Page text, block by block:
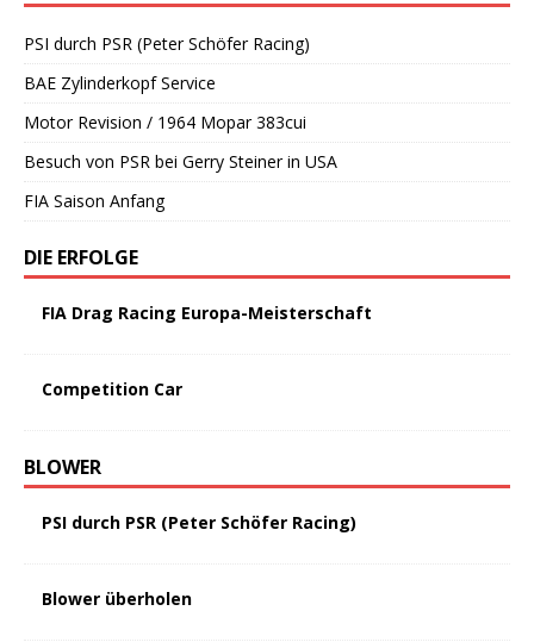
PSI durch PSR (Peter Schöfer Racing)
BAE Zylinderkopf Service
Motor Revision / 1964 Mopar 383cui
Besuch von PSR bei Gerry Steiner in USA
FIA Saison Anfang
DIE ERFOLGE
FIA Drag Racing Europa-Meisterschaft
Competition Car
BLOWER
PSI durch PSR (Peter Schöfer Racing)
Blower überholen